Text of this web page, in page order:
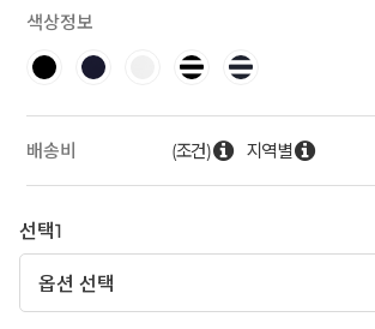
색상정보
배송비 (조건) 지역별
선택1